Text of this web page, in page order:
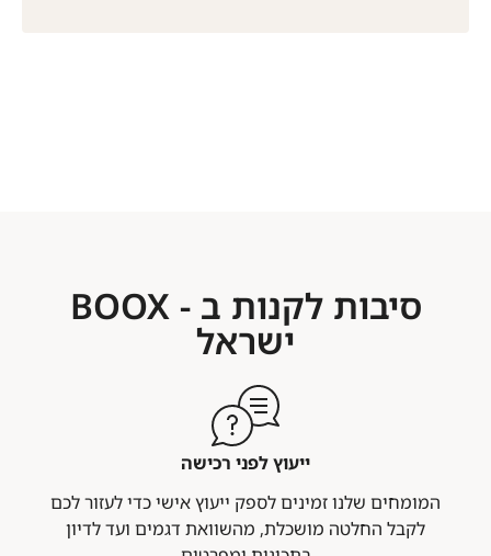
סיבות לקנות ב - BOOX
ישראל
ייעוץ לפני רכישה
המומחים שלנו זמינים לספק ייעוץ אישי כדי לעזור לכם
לקבל החלטה מושכלת, מהשוואת דגמים ועד לדיון